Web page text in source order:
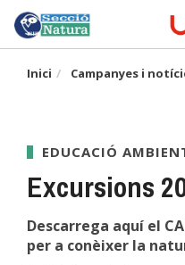
Vés
contingut
Inici Campanyes i
EDUCACIÓ
Excursions
Descarrega aquí el
per a conèixer la